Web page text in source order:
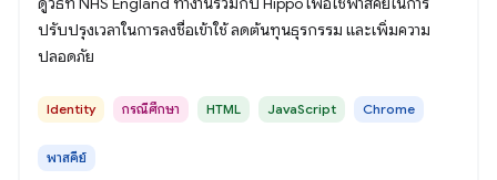
ปรับปรุงเวลาในการลงชื่อเข้าใช้ ลดต้นทุนธุรกรรม และเพิ่มความ
ปลอดภัย
Identity กรณีศึกษา HTML JavaScript Chrome
พาสคีย์